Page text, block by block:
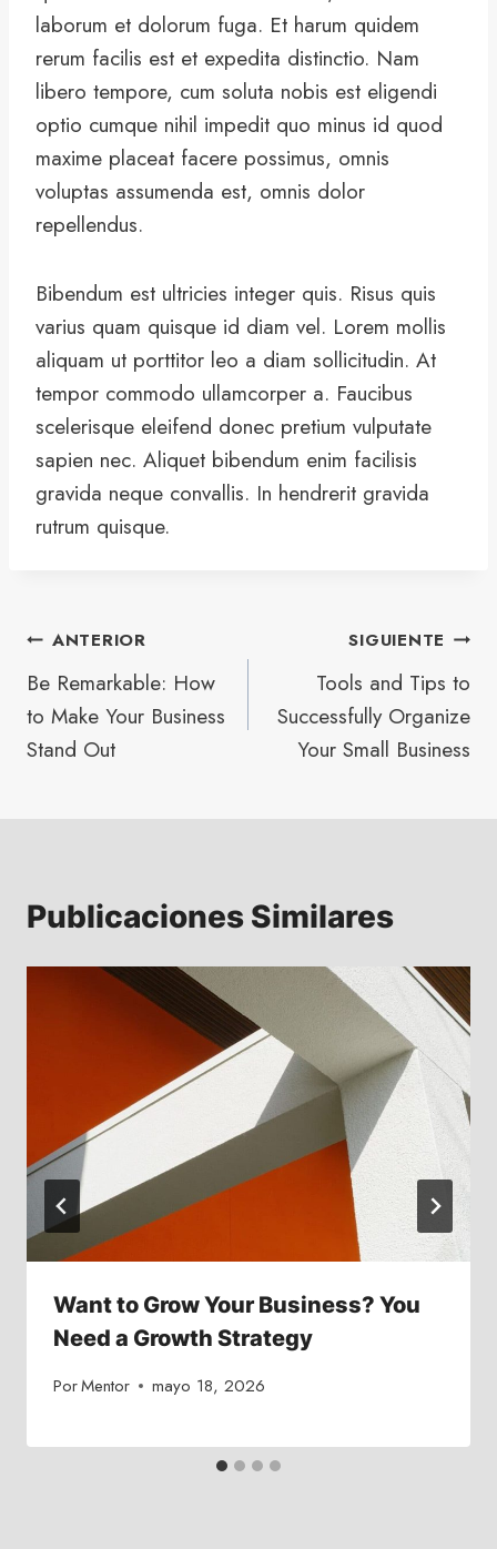
laborum et dolorum fuga. Et harum quidem
rerum facilis est et expedita distinctio. Nam
libero tempore, cum soluta nobis est eligendi
optio cumque nihil impedit quo minus id quod
maxime placeat facere possimus, omnis
voluptas assumenda est, omnis dolor
repellendus.
Bibendum est ultricies integer quis. Risus quis
varius quam quisque id diam vel. Lorem mollis
aliquam ut porttitor leo a diam sollicitudin. At
tempor commodo ullamcorper a. Faucibus
scelerisque eleifend donec pretium vulputate
sapien nec. Aliquet bibendum enim facilisis
gravida neque convallis. In hendrerit gravida
rutrum quisque.
ANTERIOR
Be Remarkable: How
to Make Your Business
Stand Out
SIGUIENTE
Tools and Tips to
Successfully Organize
Your Small Business
Publicaciones Similares
Want to Grow Your Business? You
Need a Growth Strategy
PorMentor mayo 18, 2026